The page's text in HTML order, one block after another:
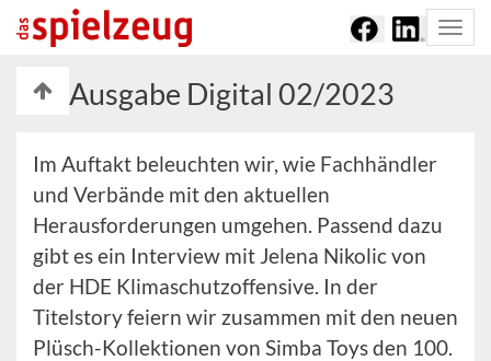
Ausgabe Digital 02/2023
Im Auftakt beleuchten wir, wie Fachhändler
und Verbände mit den aktuellen
Herausforderungen umgehen. Passend dazu
gibt es ein Interview mit Jelena Nikolic von
der HDE Klimaschutzoffensive. In der
Titelstory feiern wir zusammen mit den neuen
Plüsch-Kollektionen von Simba Toys den 100.